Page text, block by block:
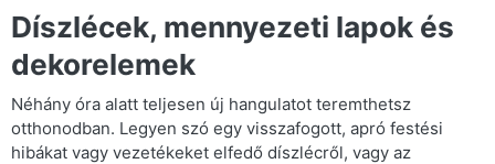
Díszlécek, mennyezeti lapok és
dekorelemek
Néhány óra alatt teljesen új hangulatot teremthetsz
otthonodban. Legyen szó egy visszafogott, apró festési
hibákat vagy vezetékeket elfedő díszlécről, vagy az